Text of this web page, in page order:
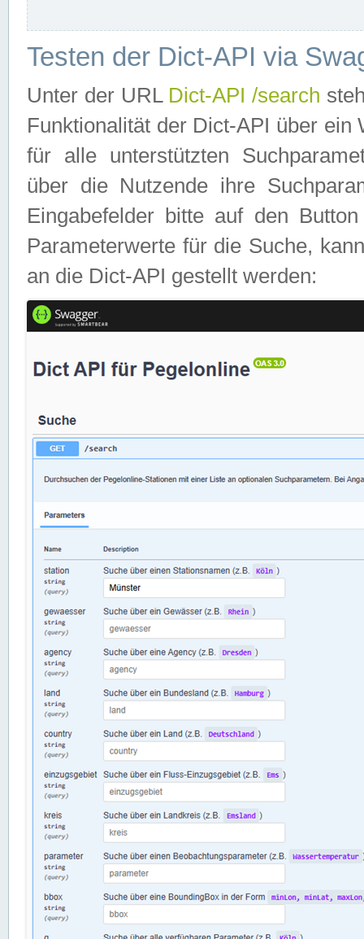
Testen der Dict-API via
Unter der URL Dict-API /search
Funktionalität der Dict-API über
für alle unterstützten
über die Nutzende ihre
Eingabefelder bitte auf den
Parameterwerte für die Suche,
an die Dict-API gestellt werden: